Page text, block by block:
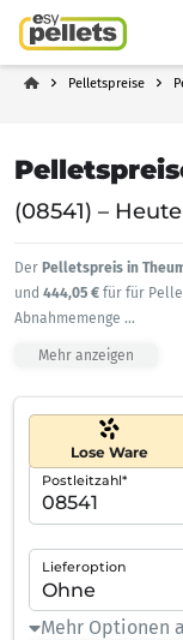
Pelletspreise
(08541) –
Der Pelletspreis in
und 444,05 € für für
Abnahmemenge ...
Mehr anzeigen
Lose Ware
Postleitzahl*
Lieferoption
Mehr Optionen